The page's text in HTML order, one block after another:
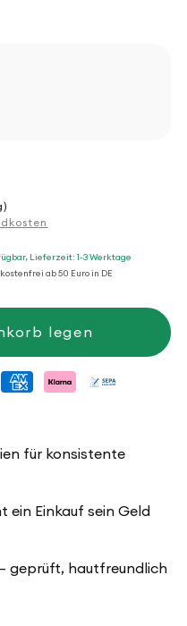
Lieferzeit: 1-3 Werktage
ab 50 Euro in DE
legen
für konsistente
ein Einkauf sein Geld
geprüft, hautfreundlich